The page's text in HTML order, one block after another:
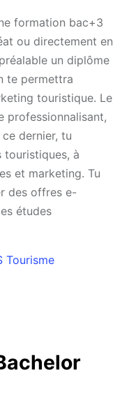
formation bac+3
ou directement en
un diplôme
te permettra
touristique. Le
professionnalisant,
dernier, tu
touristiques, à
et marketing. Tu
des offres e-
études
Tourisme